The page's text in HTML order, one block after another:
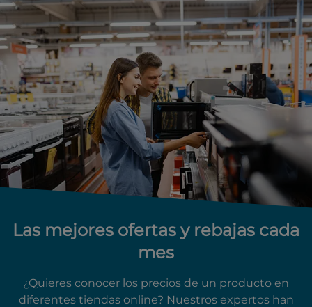
Las mejores ofertas y rebajas cada
mes
¿Quieres conocer los precios de un producto en
diferentes tiendas online? Nuestros expertos han